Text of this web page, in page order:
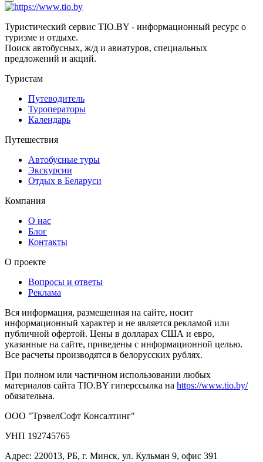
Туристический сервис TIO.BY - информационный ресурс о
туризме и отдыхе.
Поиск автобусных, ж/д и авиатуров, специальных
предложений и акций.
Туристам
Путеводитель
Туроператоры
Календарь
Путешествия
Автобусные туры
Экскурсии
Отдых в Беларуси
Компания
О нас
Блог
Контакты
О проекте
Вопросы и ответы
Реклама
Вся информация, размещенная на сайте, носит
информационный характер и не является рекламой или
публичной офертой. Цены в долларах США и евро,
указанные на сайте, приведены с информационной целью.
Все расчеты производятся в белорусских рублях.
При полном или частичном использовании любых
материалов сайта TIO.BY гиперссылка на https://www.tio.by/
обязательна.
ООО "ТрэвелСофт Консалтинг"
УНП 192745765
Адрес: 220013, РБ, г. Минск, ул. Кульман 9, офис 391